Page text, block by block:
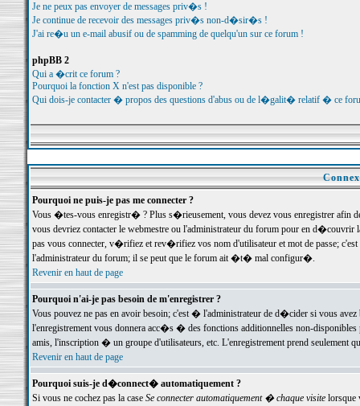
Je ne peux pas envoyer de messages priv�s !
Je continue de recevoir des messages priv�s non-d�sir�s !
J'ai re�u un e-mail abusif ou de spamming de quelqu'un sur ce forum !
phpBB 2
Qui a �crit ce forum ?
Pourquoi la fonction X n'est pas disponible ?
Qui dois-je contacter � propos des questions d'abus ou de l�galit� relatif � ce
Pourquoi ne puis-je pas me connecter ?
Vous �tes-vous enregistr� ? Plus s�rieusement, vous devez vous enregistrer
vous devriez contacter le webmestre ou l'administrateur du forum pour en
pas vous connecter, v�rifiez et rev�rifiez vos nom d'utilisateur et mot de passe;
l'administrateur du forum; il se peut que le forum ait �t� mal configur�.
Revenir en haut de page
Pourquoi n'ai-je pas besoin de m'enregistrer ?
Vous pouvez ne pas en avoir besoin; c'est � l'administrateur de d�cider si vous
l'enregistrement vous donnera acc�s � des fonctions additionnelles non-
amis, l'inscription � un groupe d'utilisateurs, etc. L'enregistrement prend seulement
Revenir en haut de page
Pourquoi suis-je d�connect� automatiquement ?
Si vous ne cochez pas la case Se connecter automatiquement � chaque visitelorsque